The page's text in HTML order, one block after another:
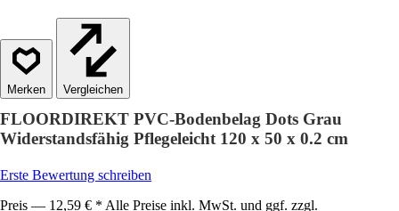
Vergleichen
FLOORDIREKT PVC-Bodenbelag Dots Grau
Widerstandsfähig Pflegeleicht 120 x 50 x 0.2 cm
Erste Bewertung schreiben
Preis — 12,59 € * Alle Preise inkl. MwSt. und ggf. zzgl.